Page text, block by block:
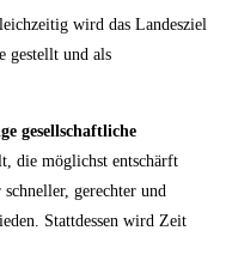
wird das Landesziel
gestellt und als
gesellschaftliche
die möglichst entschärft
gerechter und
Stattdessen wird Zeit